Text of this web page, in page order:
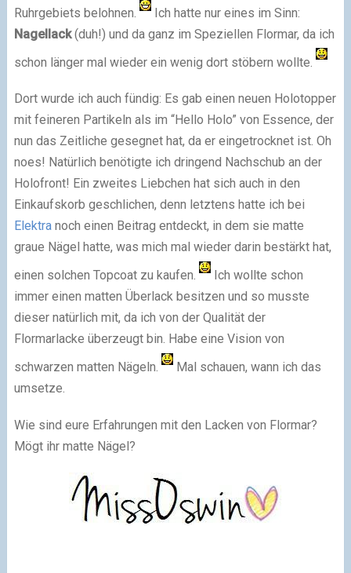
Ruhrgebiets belohnen.
Ich hatte nur eines im Sinn:
Nagellack(duh!) und da ganz im Speziellen Flormar, da ich
schon länger mal wieder ein wenig dort stöbern wollte.
Dort wurde ich auch fündig: Es gab einen neuen Holotopper
mit feineren Partikeln als im “Hello Holo” von Essence, der
nun das Zeitliche gesegnet hat, da er eingetrocknet ist. Oh
noes! Natürlich benötigte ich dringend Nachschub an der
Holofront! Ein zweites Liebchen hat sich auch in den
Einkaufskorb geschlichen, denn letztens hatte ich bei
Elektra noch einen Beitrag entdeckt, in dem sie matte
graue Nägel hatte, was mich mal wieder darin bestärkt hat,
einen solchen Topcoat zu kaufen.
Ich wollte schon
immer einen matten Überlack besitzen und so musste
dieser natürlich mit, da ich von der Qualität der
Flormarlacke überzeugt bin. Habe eine Vision von
schwarzen matten Nägeln.
Mal schauen, wann ich das
umsetze.
Wie sind eure Erfahrungen mit den Lacken von Flormar?
Mögt ihr matte Nägel?